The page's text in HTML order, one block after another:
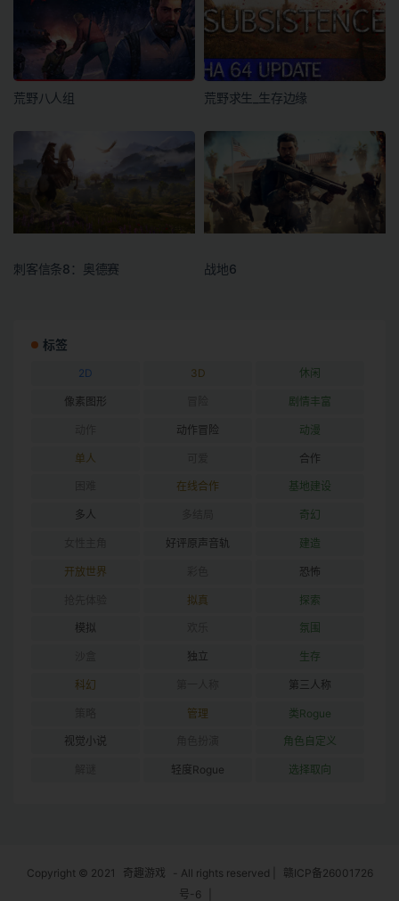
荒野八人组 荒野求生_生存边缘
刺客信条8：奥德赛 战地6
标签
2D 3D 休闲
像素图形 剧情丰富
动作冒险 动漫
单人 合作
在线合作 基地建设
多人 奇幻
好评原声音轨 建造
开放世界 恐怖
拟真 探索
模拟 氛围
独立 生存
科幻 第三人称
管理 类Rogue
视觉小说 角色自定义
轻度Rogue 选择取向
Copyright © 2021 奇趣游戏 - All rights reserved
赣ICP备26001726
号-6